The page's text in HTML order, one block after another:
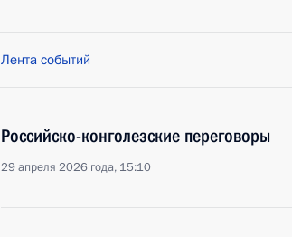
Лента событий
Российско-конголезские переговоры
29 апреля 2026 года, 15:10